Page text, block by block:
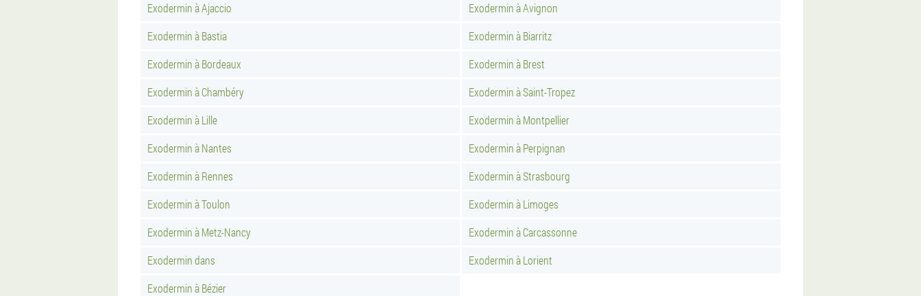
Exodermin à Ajaccio
Exodermin à Avignon
Exodermin à Bastia
Exodermin à Biarritz
Exodermin à Bordeaux
Exodermin à Brest
Exodermin à Chambéry
Exodermin à Saint-Tropez
Exodermin à Lille
Exodermin à Montpellier
Exodermin à Nantes
Exodermin à Perpignan
Exodermin à Rennes
Exodermin à Strasbourg
Exodermin à Toulon
Exodermin à Limoges
Exodermin à Metz-Nancy
Exodermin à Carcassonne
Exodermin dans
Exodermin à Lorient
Exodermin à Bézier